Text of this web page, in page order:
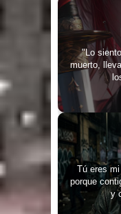
"Lo
muerto,
Tú eres
porque
y